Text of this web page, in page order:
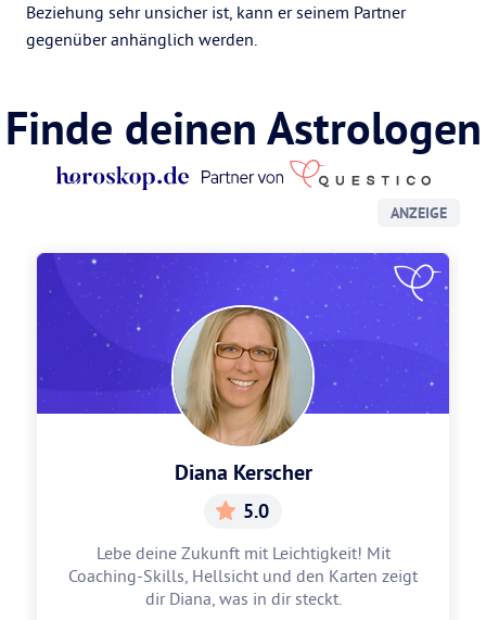
Beziehung sehr unsicher ist, kann er seinem Partner
gegenüber anhänglich werden.
Finde deinen Astrologen
ANZEIGE
Diana Kerscher
5.0
Lebe deine Zukunft mit Leichtigkeit! Mit
Coaching-Skills, Hellsicht und den Karten zeigt
dir Diana, was in dir steckt.